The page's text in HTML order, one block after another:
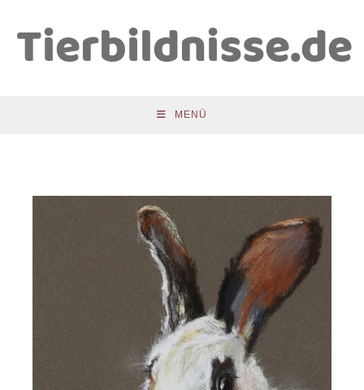
Tierbildnisse.de
MENÜ